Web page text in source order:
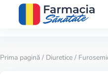
Prima pagină / Diuretice /